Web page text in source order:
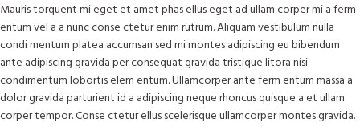
Mauris torquent mi eget et amet phas ellus eget ad ullam corper mi a ferm
entum vel a a nunc conse ctetur enim rutrum. Aliquam vestibulum nulla
condi mentum platea accumsan sed mi montes adipiscing eu bibendum
ante adipiscing gravida per consequat gravida tristique litora nisi
condimentum lobortis elem entum. Ullamcorper ante ferm entum massa a
dolor gravida parturient id a adipiscing neque rhoncus quisque a et ullam
corper tempor. Conse ctetur ellus scelerisque ullamcorper montes gravida.